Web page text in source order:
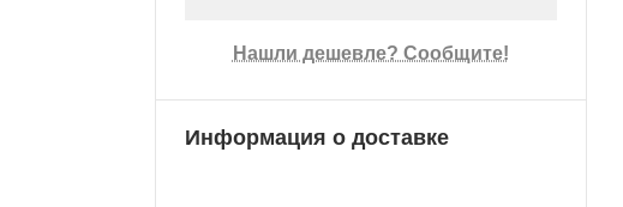
Нашли дешевле? Сообщите!
Информация о доставке